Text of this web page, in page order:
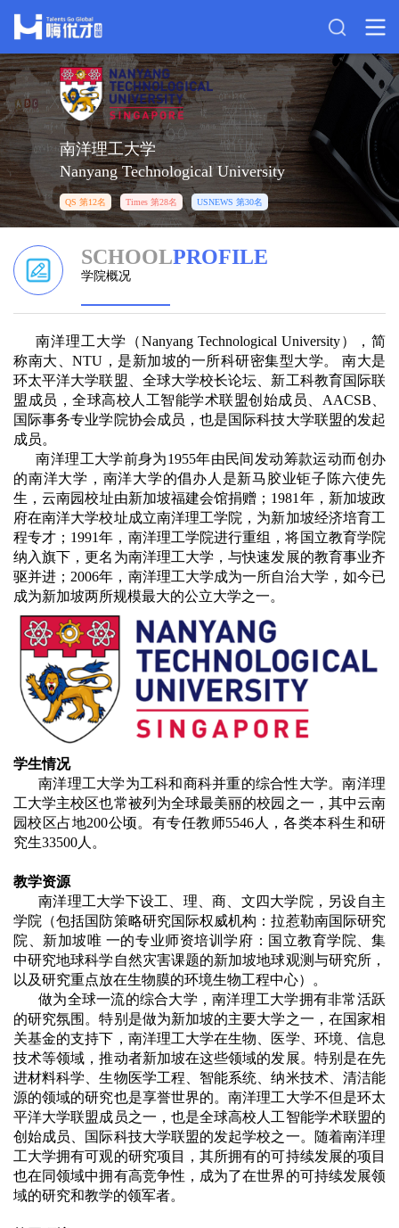
南洋理工大学
Nanyang Technological University
QS 第12名 Times 第28名 USNEWS 第30名
SCHOOLPROFILE
学院概况
南洋理工大学（Nanyang Technological University），简
称南大、NTU，是新加坡的一所科研密集型大学。 南大是
环太平洋大学联盟、全球大学校长论坛、新工科教育国际联
盟成员，全球高校人工智能学术联盟创始成员、AACSB、
国际事务专业学院协会成员，也是国际科技大学联盟的发起
成员。
南洋理工大学前身为1955年由民间发动筹款运动而创办
的南洋大学，南洋大学的倡办人是新马胶业钜子陈六使先
生，云南园校址由新加坡福建会馆捐赠；1981年，新加坡政
府在南洋大学校址成立南洋理工学院，为新加坡经济培育工
程专才；1991年，南洋理工学院进行重组，将国立教育学院
纳入旗下，更名为南洋理工大学，与快速发展的教育事业齐
驱并进；2006年，南洋理工大学成为一所自治大学，如今已
成为新加坡两所规模最大的公立大学之一。
学生情况
南洋理工大学为工科和商科并重的综合性大学。南洋理
工大学主校区也常被列为全球最美丽的校园之一，其中云南
园校区占地200公顷。有专任教师5546人，各类本科生和研
究生33500人。
教学资源
南洋理工大学下设工、理、商、文四大学院，另设自主
学院（包括国防策略研究国际权威机构：拉惹勒南国际研究
院、新加坡唯 一的专业师资培训学府：国立教育学院、集
中研究地球科学自然灾害课题的新加坡地球观测与研究所，
以及研究重点放在生物膜的环境生物工程中心）。
做为全球一流的综合大学，南洋理工大学拥有非常活跃
的研究氛围。特别是做为新加坡的主要大学之一，在国家相
关基金的支持下，南洋理工大学在生物、医学、环境、信息
技术等领域，推动者新加坡在这些领域的发展。特别是在先
进材料科学、生物医学工程、智能系统、纳米技术、清洁能
源的领域的研究也是享誉世界的。南洋理工大学不但是环太
平洋大学联盟成员之一，也是全球高校人工智能学术联盟的
创始成员、国际科技大学联盟的发起学校之一。随着南洋理
工大学拥有可观的研究项目，其所拥有的可持续发展的项目
也在同领域中拥有高竞争性，成为了在世界的可持续发展领
域的研究和教学的领军者。